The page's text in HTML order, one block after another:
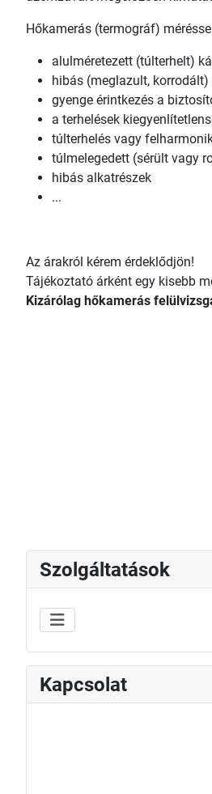
Hőkamerás (termográf)
alulméretezett (túlterhelt)
hibás (meglazult, korrodált)
gyenge érintkezés a
a terhelések
túlterhelés vagy
túlmelegedett (sérült vagy
hibás alkatrészek
...
Az árakról kérem érdeklődjön!
Tájékoztató árként egy kisebb
Kizárólag hőkamerás
Szolgáltatások
Kapcsolat